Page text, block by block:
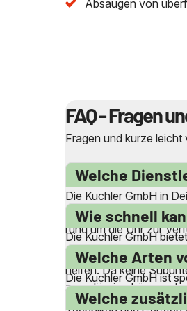
Absaugen von
FAQ - Fragen
Fragen und kurze
Welche
Die Kuchler GmbH in
Reinigung von
rund um die Uhr zur
Wie schnell
Die Kuchler GmbH
kann das Team ohne
helfen. Da keine
zuverlässige Lösung
Welche Arten
Die Kuchler GmbH ist
Waschbecken,
Welche